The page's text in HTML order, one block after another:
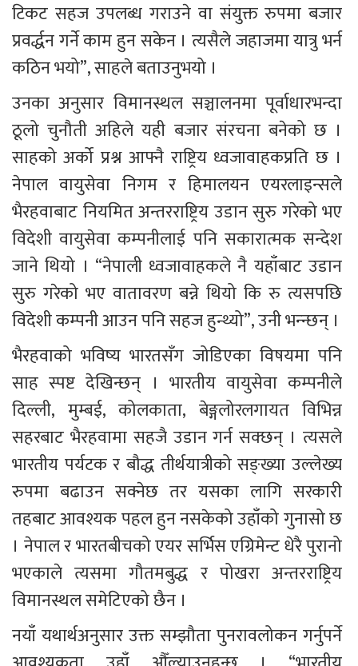
टिकट सहज उपलब्ध गराउने वा संयुक्त रुपमा बजार
प्रवर्द्धन गर्ने काम हुन सकेन । त्यसैले जहाजमा यात्रु भर्न
कठिन भयो”, साहले बताउनुभयो ।
उनका अनुसार विमानस्थल सञ्चालनमा पूर्वाधारभन्दा
ठूलो चुनौती अहिले यही बजार संरचना बनेको छ ।
साहको अर्को प्रश्न आफ्नै राष्ट्रिय ध्वजावाहकप्रति छ ।
नेपाल वायुसेवा निगम र हिमालयन एयरलाइन्सले
भैरहवाबाट नियमित अन्तरराष्ट्रिय उडान सुरु गरेको भए
विदेशी वायुसेवा कम्पनीलाई पनि सकारात्मक सन्देश
जाने थियो । “नेपाली ध्वजावाहकले नै यहाँबाट उडान
सुरु गरेको भए वातावरण बन्ने थियो कि रु त्यसपछि
विदेशी कम्पनी आउन पनि सहज हुन्थ्यो”, उनी भन्न्छन् ।
भैरहवाको भविष्य भारतसँग जोडिएका विषयमा पनि
साह स्पष्ट देखिन्छन् । भारतीय वायुसेवा कम्पनीले
दिल्ली, मुम्बई, कोलकाता, बेङ्गलोरलगायत विभिन्न
सहरबाट भैरहवामा सहजै उडान गर्न सक्छन् । त्यसले
भारतीय पर्यटक र बौद्ध तीर्थयात्रीको सङ्ख्या उल्लेख्य
रुपमा बढाउन सक्नेछ तर यसका लागि सरकारी
तहबाट आवश्यक पहल हुन नसकेको उहाँको गुनासो छ
। नेपाल र भारतबीचको एयर सर्भिस एग्रिमेन्ट धेरै पुरानो
भएकाले त्यसमा गौतमबुद्ध र पोखरा अन्तरराष्ट्रिय
विमानस्थल समेटिएको छैन ।
नयाँ यथार्थअनुसार उक्त सम्झौता पुनरावलोकन गर्नुपर्ने